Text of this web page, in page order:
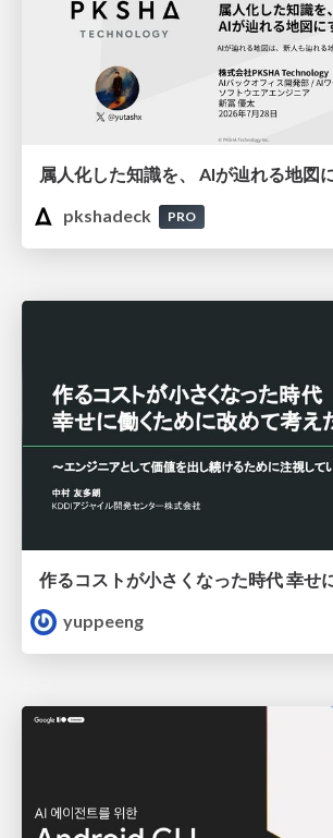
属人化した知識を、 AIが辿れる地図
pkshadeck
PRO
yuppeeng